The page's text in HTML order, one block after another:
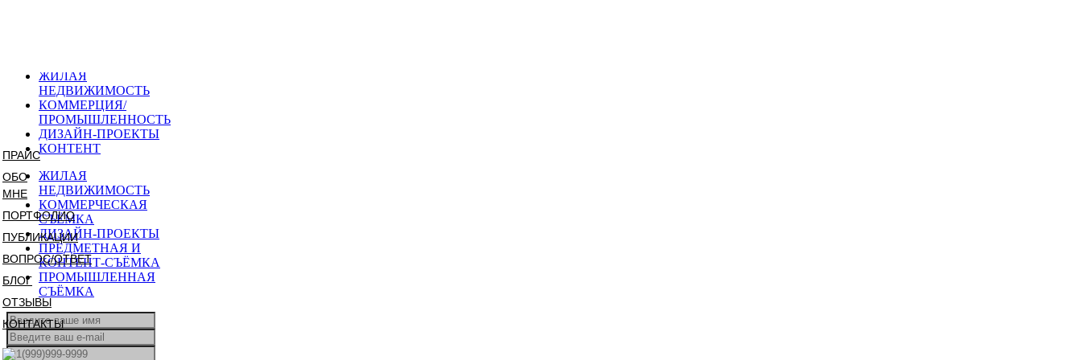
ПРАЙС
ОБО
МНЕ
ПОРТФОЛИО
ПУБЛИКАЦИИ
ВОПРОС/ОТВЕТ
БЛОГ
ОТЗЫВЫ
КОНТАКТЫ
ЖИЛАЯ
НЕДВИЖИМОСТЬ
КОММЕРЦИЯ/
ПРОМЫШЛЕННОСТЬ
ДИЗАЙН-ПРОЕКТЫ
КОНТЕНТ
ЖИЛАЯ
НЕДВИЖИМОСТЬ
КОММЕРЧЕСКАЯ
СЪЁМКА
ДИЗАЙН-ПРОЕКТЫ
ПРЕДМЕТНАЯ И
КОНТЕНТ-СЪЁМКА
ПРОМЫШЛЕННАЯ
СЪЁМКА